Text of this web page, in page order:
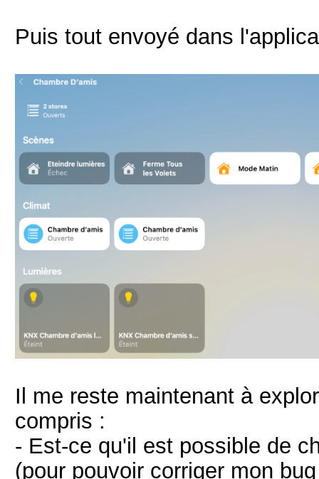
Puis tout envoyé dans
Il me reste maintenant à
compris :
- Est-ce qu'il est possible de
(pour pouvoir corriger mon